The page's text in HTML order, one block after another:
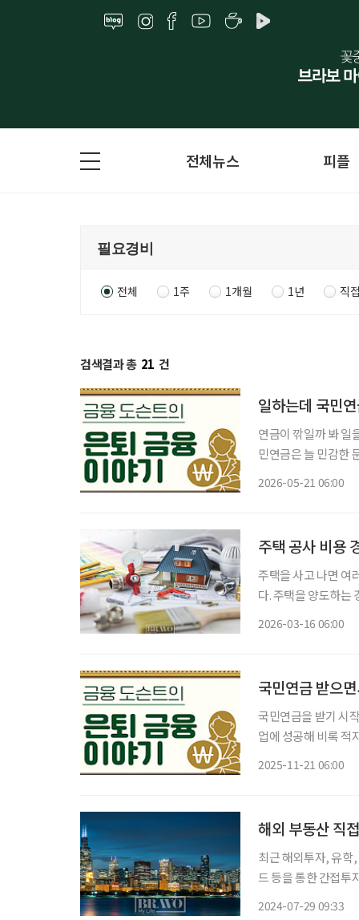
전체뉴스 피플
전체 1주 1개월 1년 직
검색결과 총 21 건
일하는데 국민
연금이 깎일까 봐 일을 망설였다
민연금은 늘 민감한
2026-05-21 06:00
주택 공사 비용
주택을 사고 나면 여
다. 주택을 양도하는
2026-03-16 06:00
국민연금 받으
국민연금을 받기 시
업에 성공해 비록 적
2025-11-21 06:00
해외 부동산 직
최근 해외투자, 유학
드 등을 통한 간접투
2024-07-29 09:33